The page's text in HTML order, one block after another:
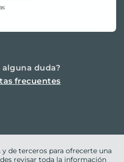
alguna duda?
frecuentes
de terceros para ofrecerte una
revisar toda la información